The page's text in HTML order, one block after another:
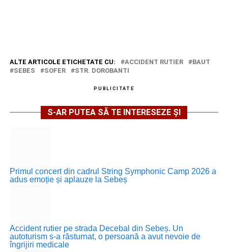
ALTE ARTICOLE ETICHETATE CU: ACCIDENT RUTIER
BAUT
SEBES
SOFER STR. DOROBANTI
PUBLICITATE
S-AR PUTEA SĂ TE INTERESEZE ȘI
Primul concert din cadrul String Symphonic Camp 2026 a
adus emoție și aplauze la Sebeș
Accident rutier pe strada Decebal din Sebeș. Un
autoturism s-a răsturnat, o persoană a avut nevoie de
îngrijiri medicale